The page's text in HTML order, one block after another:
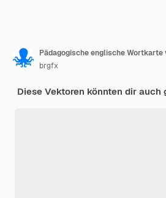
Pädagogische englische Wortkarte
brgfx
Diese Vektoren könnten dir auch